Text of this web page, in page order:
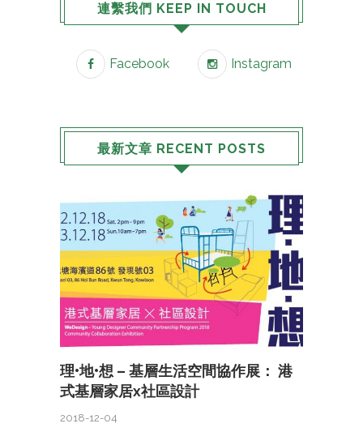
連繫我們 KEEP IN TOUCH
Facebook Instagram
最新文章 RECENT POSTS
理•地•想 – 基層生活空間協作展： 港
式基層家居x社區設計
2018-12-04